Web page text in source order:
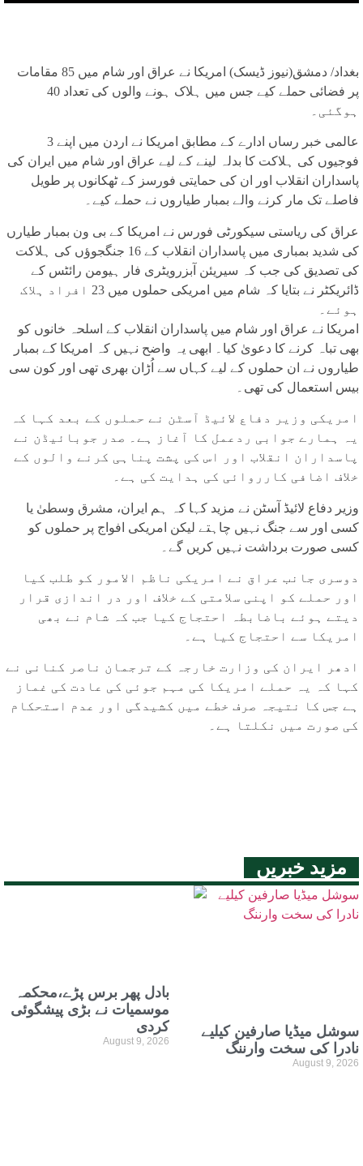
بغداد/ دمشق(نیوز ڈیسک) امریکا نے عراق اور شام میں 85 مقامات
پر فضائی حملے کیے جس میں ہلاک ہونے والوں کی تعداد 40
ہوگئی۔
عالمی خبر رساں ادارے کے مطابق امریکا نے اردن میں اپنے 3
فوجیوں کی ہلاکت کا بدلہ لینے کے لیے عراق اور شام میں ایران کی
پاسداران انقلاب اور ان کی حمایتی فورسز کے ٹھکانوں پر طویل
فاصلے تک مار کرنے والے بمبار طیاروں نے حملے کیے۔
عراق کی ریاستی سیکورٹی فورس نے امریکا کے بی ون بمبار طیارں
کی شدید بمباری میں پاسداران انقلاب کے 16 جنگجوؤں کی ہلاکت
کی تصدیق کی جب کہ سیریئن آبزرویٹری فار ہیومن رائٹس کے
ڈائریکٹر نے بتایا کہ شام میں امریکی حملوں میں 23 افراد ہلاک
ہوئے۔
امریکا نے عراق اور شام میں پاسداران انقلاب کے اسلحہ خانوں کو
بھی تباہ کرنے کا دعویٰ کیا۔ ابھی یہ واضح نہیں کہ امریکا کے بمبار
طیاروں نے ان حملوں کے لیے کہاں سے اُڑان بھری تھی اور کون سی
بیس استعمال کی تھی۔
امریکی وزیر دفاع لائیڈ آسٹن نے حملوں کے بعد کہا کہ
یہ ہمارے جوابی ردعمل کا آغاز ہے۔ صدر جوبائیڈن نے
پاسداران انقلاب اور اس کی پشت پناہی کرنے والوں کے
خلاف اضافی کارروائی کی ہدایت کی ہے۔
وزیر دفاع لائیڈ آسٹن نے مزید کہا کہ ہم ایران، مشرق وسطیٰ یا
کسی اور سے جنگ نہیں چاہتے لیکن امریکی افواج پر حملوں کو
کسی صورت برداشت نہیں کریں گے۔
دوسری جانب عراق نے امریکی ناظم الامور کو طلب کیا
اور حملے کو اپنی سلامتی کے خلاف اور در اندازی قرار
دیتے ہوئے باضابطہ احتجاج کیا جب کہ شام نے بھی
امریکا سے احتجاج کیا ہے۔
ادھر ایران کی وزارت خارجہ کے ترجمان ناصر کنانی نے
کہا کہ یہ حملے امریکا کی مہم جوئی کی عادت کی غماز
ہے جس کا نتیجہ صرف خطے میں کشیدگی اور عدم استحکام
کی صورت میں نکلتا ہے۔
مزید خبریں
بادل پھر برس پڑے،محکمہ
موسمیات نے بڑی پیشگوئی
کردی
August 9, 2026
سوشل میڈیا صارفین کیلیے
نادرا کی سخت وارننگ
August 9, 2026